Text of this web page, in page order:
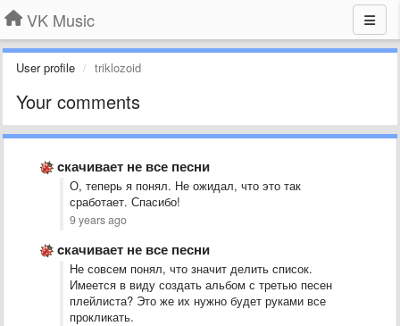
VK Music
User profile triklozoid
Your comments
cкачивает не все песни
О, теперь я понял. Не ожидал, что это так
сработает. Спасибо!
9 years ago
cкачивает не все песни
Не совсем понял, что значит делить список.
Имеется в виду создать альбом с третью песен
плейлиста? Это же их нужно будет руками все
прокликать.